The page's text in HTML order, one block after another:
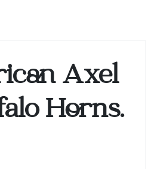
Axel
Horns.